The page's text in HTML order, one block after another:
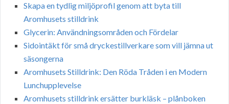
Skapa en tydlig miljöprofil genom att byta till
Aromhusets stilldrink
Glycerin: Användningsområden och Fördelar
Sidointäkt för små dryckestillverkare som vill jämna ut
säsongerna
Aromhusets Stilldrink: Den Röda Tråden i en Modern
Lunchupplevelse
Aromhusets stilldrink ersätter burkläsk – plånboken